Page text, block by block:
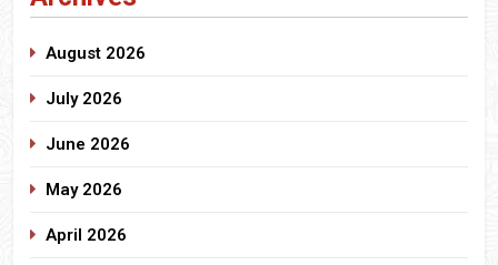
August 2026
July 2026
June 2026
May 2026
April 2026